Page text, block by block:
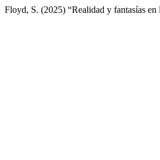
Floyd, S. (2025) “Realidad y fantasías